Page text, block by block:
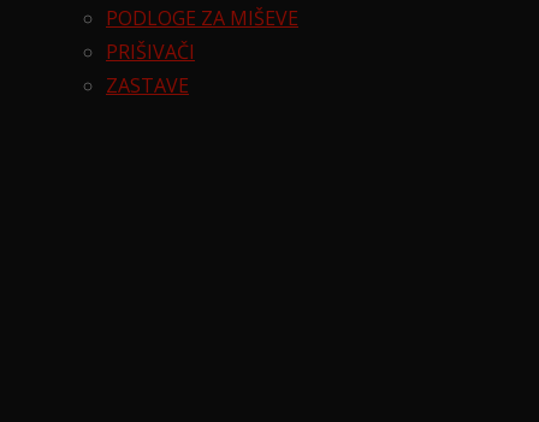
PODLOGE ZA MIŠEVE
PRIŠIVAČI
ZASTAVE